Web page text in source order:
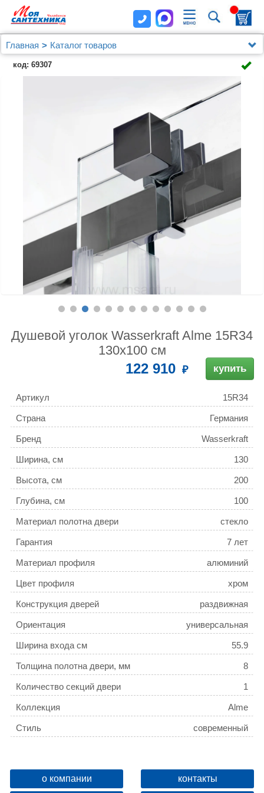
Главная
Каталог товаров
Душевые уголки, ограждения, поддоны
Wasserkraft
Душевой уголок Wasserkraft Alme 15R34 130x100 см
код: 69307
Душевой уголок Wasserkraft Alme 15R34
130x100 см
122 910 купить
Артикул 15R34
Страна Германия
Бренд Wasserkraft
Ширина, см 130
Высота, см 200
Глубина, см 100
Материал полотна двери стекло
Гарантия 7 лет
Материал профиля алюминий
Цвет профиля хром
Конструкция дверей раздвижная
Ориентация универсальная
Ширина входа см 55.9
Толщина полотна двери, мм 8
Количество секций двери 1
Коллекция Alme
Стиль современный
Монтаж Напольный
Дополнительная регулируемая ширина 129.5-
о компании контакты